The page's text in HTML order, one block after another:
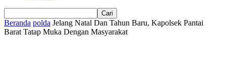
Beranda polda Jelang Natal Dan Tahun Baru, Kapolsek Pantai
Barat Tatap Muka Dengan Masyarakat